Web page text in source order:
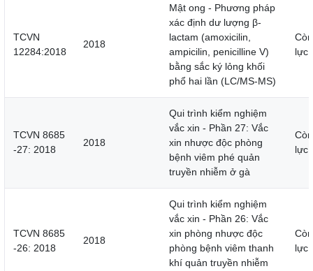
TCVN
12284:2018
2018
Mật ong - Phương pháp
xác định dư lượng β-
lactam (amoxicilin,
ampicilin, penicilline V)
bằng sắc ký lỏng khối
phổ hai lần (LC/MS-MS)
lực
TCVN 8685
-27: 2018
2018
Qui trình kiểm nghiệm
vắc xin - Phần 27: Vắc
xin nhược độc phòng
bệnh viêm phé quản
truyền nhiễm ở gà
lực
TCVN 8685
-26: 2018
2018
Qui trình kiểm nghiệm
vắc xin - Phần 26: Vắc
xin phòng nhược độc
phòng bệnh viêm thanh
khí quản truyền nhiễm
lực